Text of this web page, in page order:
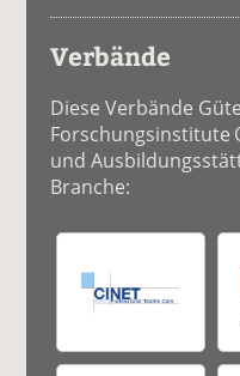
Verbände
Diese Verbände
Forschungsinstitute
und
Branche: